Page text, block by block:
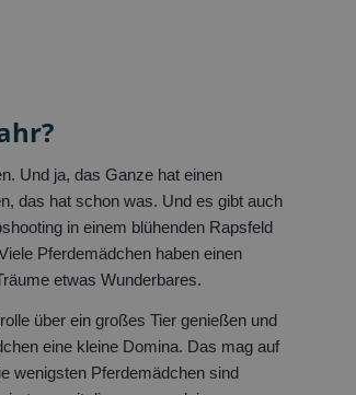
Und ja, das Ganze hat einen
das hat schon was. Und es gibt auch
in einem blühenden Rapsfeld
Pferdemädchen haben einen
etwas Wunderbares.
über ein großes Tier genießen und
eine kleine Domina. Das mag auf
wenigsten Pferdemädchen sind